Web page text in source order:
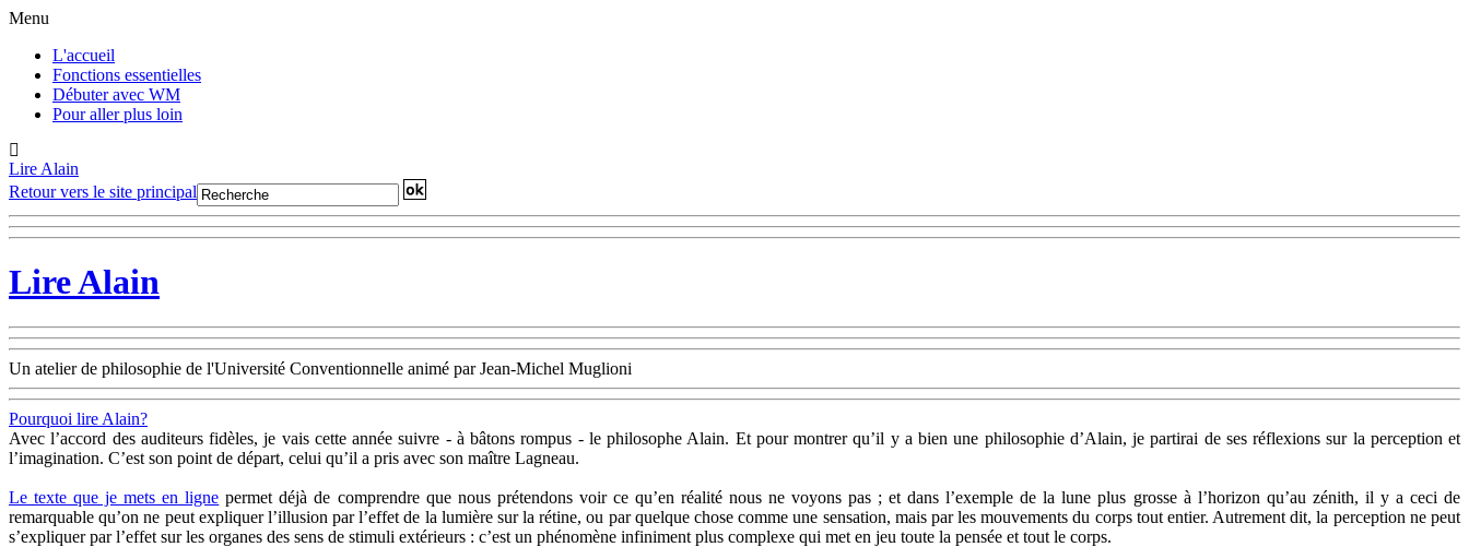
Menu
L'accueil
Fonctions essentielles
Débuter avec WM
Pour aller plus loin
Lire Alain
Retour vers le site principal
Lire Alain
Un atelier de philosophie de l'Université Conventionnelle animé par Jean-Michel Muglioni
Pourquoi lire Alain?
Avec l’accord des auditeurs fidèles, je vais cette année suivre - à bâtons rompus - le philosophe Alain. Et pour montrer qu’il y a bien une philosophie d’Alain, je partirai de ses réflexions sur la perception et
l’imagination. C’est son point de départ, celui qu’il a pris avec son maître Lagneau.
Le texte que je mets en ligne permet déjà de comprendre que nous prétendons voir ce qu’en réalité nous ne voyons pas ; et dans l’exemple de la lune plus grosse à l’horizon qu’au zénith, il y a ceci de
remarquable qu’on ne peut expliquer l’illusion par l’effet de la lumière sur la rétine, ou par quelque chose comme une sensation, mais par les mouvements du corps tout entier. Autrement dit, la perception ne peut
s’expliquer par l’effet sur les organes des sens de stimuli extérieurs : c’est un phénomène infiniment plus complexe qui met en jeu toute la pensée et tout le corps.